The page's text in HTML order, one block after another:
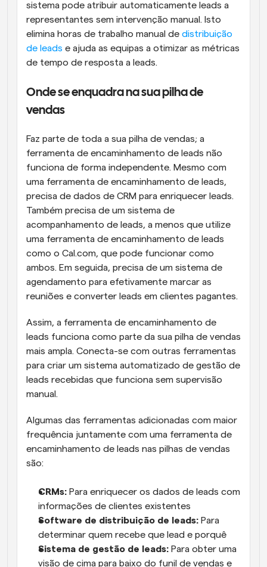
sistema pode atribuir automaticamente leads a
representantes sem intervenção manual. Isto
elimina horas de trabalho manual de distribuição
de leads e ajuda as equipas a otimizar as métricas
de tempo de resposta a leads.
Onde se enquadra na sua pilha de
vendas
Faz parte de toda a sua pilha de vendas; a
ferramenta de encaminhamento de leads não
funciona de forma independente. Mesmo com
uma ferramenta de encaminhamento de leads,
precisa de dados de CRM para enriquecer leads.
Também precisa de um sistema de
acompanhamento de leads, a menos que utilize
uma ferramenta de encaminhamento de leads
como o Cal.com, que pode funcionar como
ambos. Em seguida, precisa de um sistema de
agendamento para efetivamente marcar as
reuniões e converter leads em clientes pagantes.
Assim, a ferramenta de encaminhamento de
leads funciona como parte da sua pilha de vendas
mais ampla. Conecta-se com outras ferramentas
para criar um sistema automatizado de gestão de
leads recebidas que funciona sem supervisão
manual.
Algumas das ferramentas adicionadas com maior
frequência juntamente com uma ferramenta de
encaminhamento de leads nas pilhas de vendas
são:
CRMs: Para enriquecer os dados de leads com
informações de clientes existentes
Software de distribuição de leads: Para
determinar quem recebe que lead e porquê
Sistema de gestão de leads: Para obter uma
visão de cima para baixo do funil de vendas e